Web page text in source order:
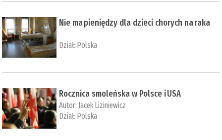
Nie ma pieniędzy dla dzieci chorych na raka
Dział: Polska
Rocznica smoleńska w Polsce i USA
Autor: Jacek Liziniewicz
Dział: Polska